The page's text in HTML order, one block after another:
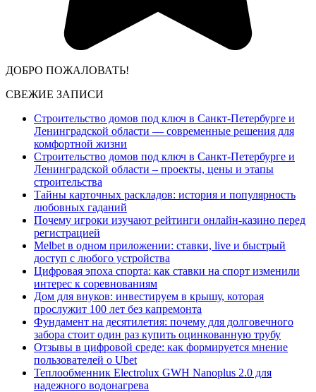
ДОБРО ПОЖАЛОВАТЬ!
СВЕЖИЕ ЗАПИСИ
Строительство домов под ключ в Санкт-Петербурге и
Ленинградской области — современные решения для
комфортной жизни
Строительство домов под ключ в Санкт-Петербурге и
Ленинградской области – проекты, цены и этапы
строительства
Тайны карточных раскладов: история и популярность
любовных гаданий
Почему игроки изучают рейтинги онлайн-казино перед
регистрацией
Melbet в одном приложении: ставки, live и быстрый
доступ с любого устройства
Цифровая эпоха спорта: как ставки на спорт изменили
интерес к соревнованиям
Дом для внуков: инвестируем в крышу, которая
прослужит 100 лет без капремонта
Фундамент на десятилетия: почему для долговечного
забора стоит один раз купить оцинкованную трубу
Отзывы в цифровой среде: как формируется мнение
пользователей о Ubet
Теплообменник Electrolux GWH Nanoplus 2.0 для
надежного водонагрева